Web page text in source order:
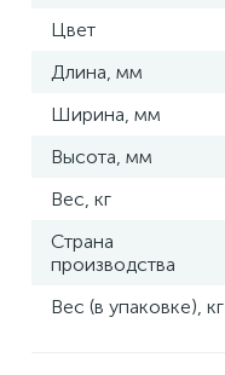
Цвет
Длина, мм
Ширина, мм
Высота, мм
Вес, кг
Страна
производства
Вес (в упаковке), кг